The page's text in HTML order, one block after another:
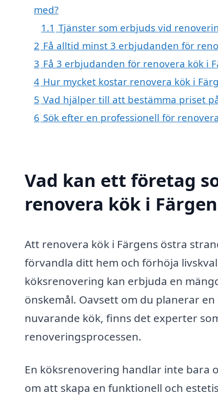
med?
1.1 Tjänster som erbjuds vid
2 Få alltid minst 3 erbjudanden för
3 Få 3 erbjudanden för renovera kök i
4 Hur mycket kostar renovera kök i
5 Vad hjälper till att bestämma priset
6 Sök efter en professionell för
Vad kan ett företag
renovera kök i
Att renovera kök i Färgens östra
förvandla ditt hem och förhöja
köksrenovering kan erbjuda en
önskemål. Oavsett om du planerar
nuvarande kök, finns det experter
renoveringsprocessen.
En köksrenovering handlar inte bara
om att skapa en funktionell och